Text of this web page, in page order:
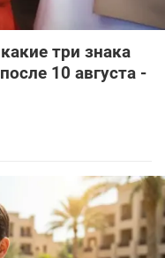
три знака
10 августа -